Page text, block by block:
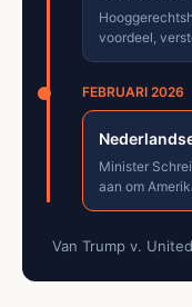
voordeel,
FEBRUARI 2026
Minister
aan om
Van Trump v.